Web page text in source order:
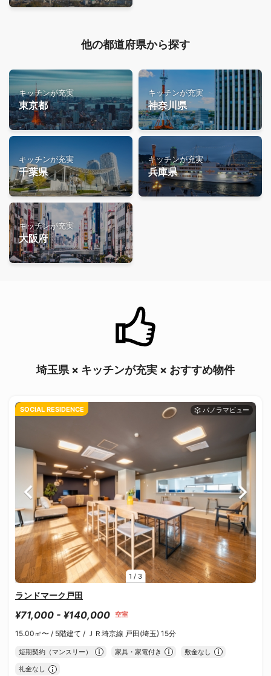
他の都道府県から探す
キッチンが充実
東京都
キッチンが充実
神奈川県
キッチンが充実
千葉県
キッチンが充実
兵庫県
キッチンが充実
大阪府
埼玉県 × キッチンが充実 × おすすめ物件
1 / 3
SOCIAL RESIDENCE
ランドマーク戸田
¥71,000 - ¥140,000 空室
15.00㎡〜 / 5階建て / ＪＲ埼京線 戸田(埼玉) 15分
短期契約（マンスリー） 家具・家電付き 敷金なし
礼金なし